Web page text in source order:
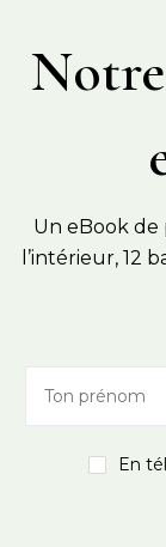
Un eBook
l’intérieur, 12
En